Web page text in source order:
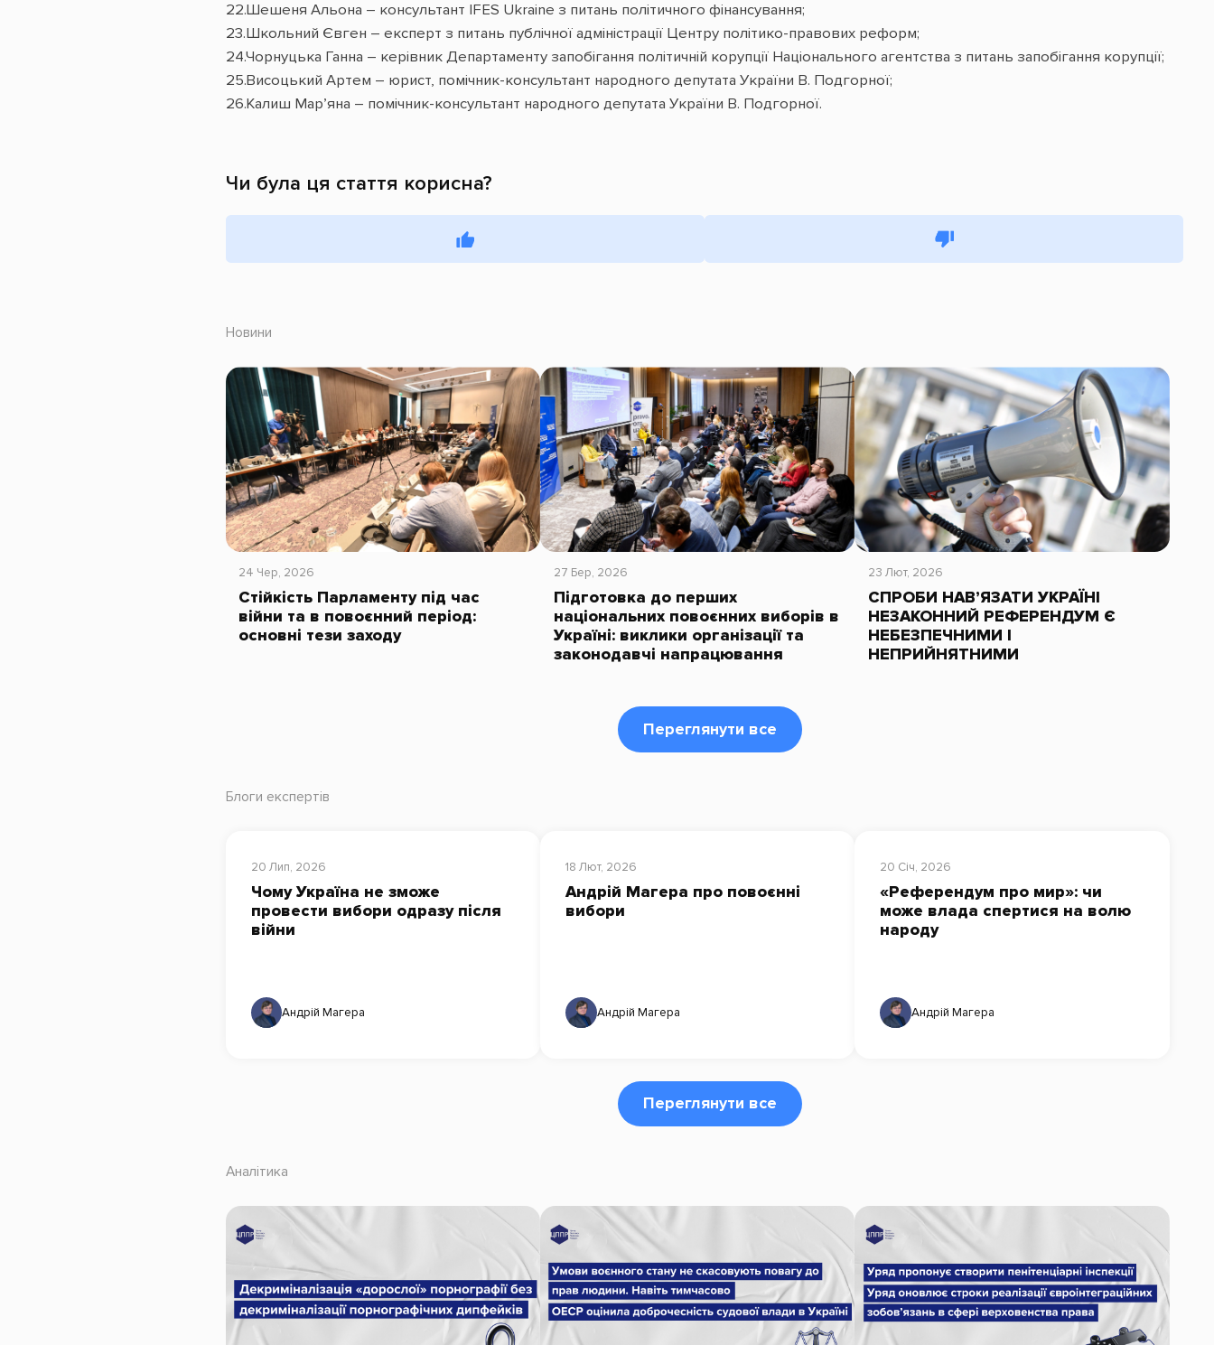
Шешеня Альона – консультант IFES Ukraine з питань політичного фінансування;
Школьний Євген – експерт з питань публічної адміністрації Центру політико-правових реформ;
Чорнуцька Ганна – керівник Департаменту запобігання політичній корупції Національного агентства з питань запобігання корупції;
Висоцький Артем – юрист, помічник-консультант народного депутата України В. Подгорної;
Калиш Мар’яна – помічник-консультант народного депутата України В. Подгорної.
Чи була ця стаття корисна?
Новини
24 Чер, 2026
Стійкість Парламенту під час
війни та в повоєнний період:
основні тези заходу
27 Бер, 2026
Підготовка до перших
національних повоєнних виборів в
Україні: виклики організації та
законодавчі напрацювання
23 Лют, 2026
СПРОБИ НАВ’ЯЗАТИ УКРАЇНІ
НЕЗАКОННИЙ РЕФЕРЕНДУМ Є
НЕБЕЗПЕЧНИМИ І
НЕПРИЙНЯТНИМИ
Переглянути все
Блоги експертів
20 Лип, 2026
Чому Україна не зможе
провести вибори одразу після
війни
Андрій Магера
18 Лют, 2026
Андрій Магера про повоєнні
вибори
Андрій Магера
20 Січ, 2026
«Референдум про мир»: чи
може влада спертися на волю
народу
Андрій Магера
Переглянути все
Аналітика